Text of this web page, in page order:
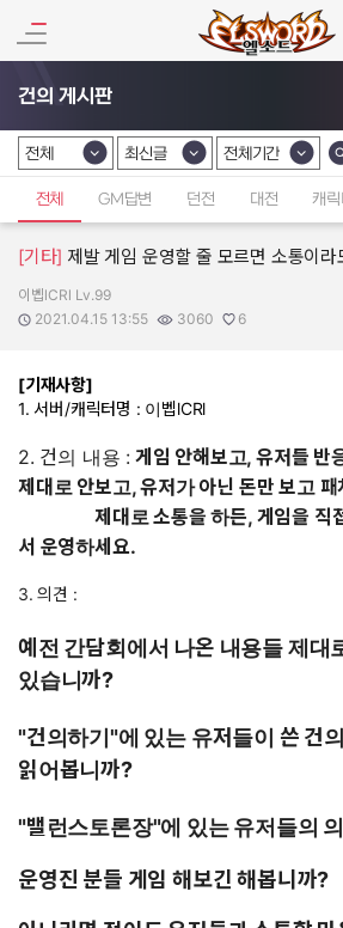
건의 게시판
카테고리 선택
전체
카테고리 선택
최신글
카테고리 선택
전체기간
전체 GM답변 던전 대전 캐릭
[기타] 제발 게임 운영할 줄 모르면 소통이라
작성자:
이벱lCRl Lv.99
작성일:
2021.04.15 13:55
조회수:
3060
추천수:
6
[기재사항]
1. 서버/캐릭터명 : 이벱lCRl
2. 건의 내용 : 게임 안해보고, 유저들 반
제대로 안보고, 유저가 아닌 돈만 보고
제대로 소통을 하든, 게임을 직
서 운영하세요.
3. 의견 :
예전 간담회에서 나온 내용들 제대
있습니까?
"건의하기"에 있는 유저들이 쓴 건
읽어봅니까?
"밸런스토론장"에 있는 유저들의
운영진 분들 게임 해보긴 해봅니까?